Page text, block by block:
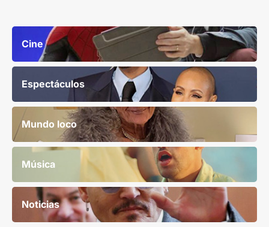
Cine
Espectáculos
Mundo loco
Música
Noticias